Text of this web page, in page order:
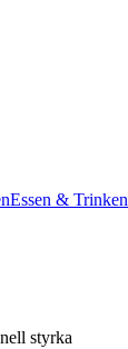
Essen & Trinken
styrka